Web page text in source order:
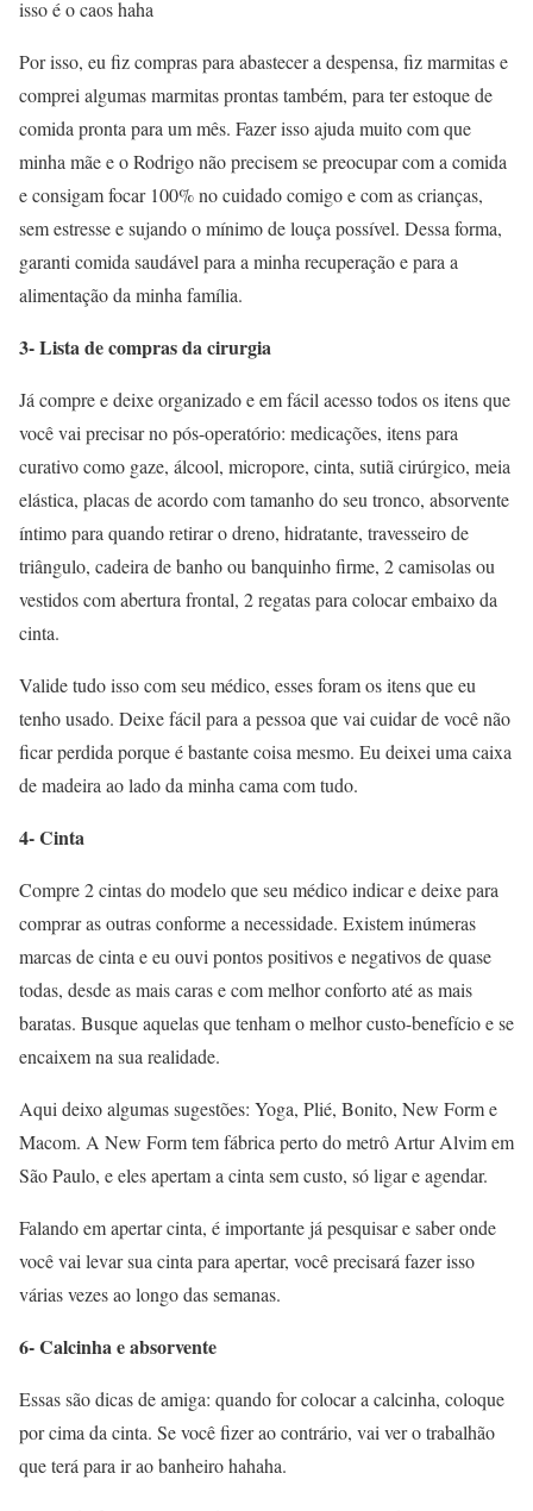
isso é o caos haha
Por isso, eu fiz compras para abastecer a despensa, fiz marmitas e
comprei algumas marmitas prontas também, para ter estoque de
comida pronta para um mês. Fazer isso ajuda muito com que
minha mãe e o Rodrigo não precisem se preocupar com a comida
e consigam focar 100% no cuidado comigo e com as crianças,
sem estresse e sujando o mínimo de louça possível. Dessa forma,
garanti comida saudável para a minha recuperação e para a
alimentação da minha família.
3- Lista de compras da cirurgia
Já compre e deixe organizado e em fácil acesso todos os itens que
você vai precisar no pós-operatório: medicações, itens para
curativo como gaze, álcool, micropore, cinta, sutiã cirúrgico, meia
elástica, placas de acordo com tamanho do seu tronco, absorvente
íntimo para quando retirar o dreno, hidratante, travesseiro de
triângulo, cadeira de banho ou banquinho firme, 2 camisolas ou
vestidos com abertura frontal, 2 regatas para colocar embaixo da
cinta.
Valide tudo isso com seu médico, esses foram os itens que eu
tenho usado. Deixe fácil para a pessoa que vai cuidar de você não
ficar perdida porque é bastante coisa mesmo. Eu deixei uma caixa
de madeira ao lado da minha cama com tudo.
4- Cinta
Compre 2 cintas do modelo que seu médico indicar e deixe para
comprar as outras conforme a necessidade. Existem inúmeras
marcas de cinta e eu ouvi pontos positivos e negativos de quase
todas, desde as mais caras e com melhor conforto até as mais
baratas. Busque aquelas que tenham o melhor custo-benefício e se
encaixem na sua realidade.
Aqui deixo algumas sugestões: Yoga, Plié, Bonito, New Form e
Macom. A New Form tem fábrica perto do metrô Artur Alvim em
São Paulo, e eles apertam a cinta sem custo, só ligar e agendar.
Falando em apertar cinta, é importante já pesquisar e saber onde
você vai levar sua cinta para apertar, você precisará fazer isso
várias vezes ao longo das semanas.
6- Calcinha e absorvente
Essas são dicas de amiga: quando for colocar a calcinha, coloque
por cima da cinta. Se você fizer ao contrário, vai ver o trabalhão
que terá para ir ao banheiro hahaha.